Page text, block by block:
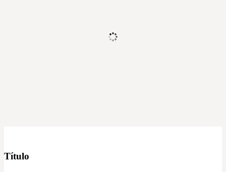
Título